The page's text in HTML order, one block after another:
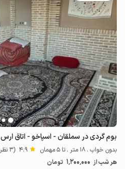
بوم گردی در سملقان - اسپاخو - اتاق ارس
بدون خواب . 18 متر . تا 5 مهمان 4.9 (3 نظر)
هر شب از 1٬200٬000 تومان